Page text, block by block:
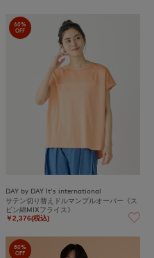
60%
OFF
DAY by DAY It's international
サテン切り替えドルマンプルオーバー《ス
ビン綿MIXフライス》
￥2,376(税込)
80%
OFF